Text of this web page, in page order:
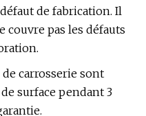
de fabrication. Il
couvre pas les défauts
carrosserie sont
surface pendant 3